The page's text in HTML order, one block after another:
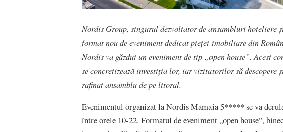
Nordis Group, singurul dezvoltator de ansambluri hoteliere
format nou de eveniment dedicat pieței imobiliare din
Nordis va găzdui un eveniment de tip „open house”. Acest
se concretizează investiția lor, iar vizitatorilor să descopere
rafinat ansamblu de pe litoral.
Evenimentul organizat la Nordis Mamaia 5***** se va
între orele 10-22. Formatul de eveniment „open house”,